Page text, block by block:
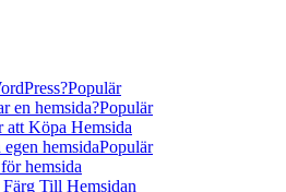
Populär
en hemsida?Populär
att Köpa Hemsida
hemsidaPopulär
hemsida
Till Hemsidan